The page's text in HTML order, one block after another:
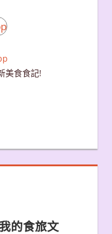
美食食記!
的食旅文